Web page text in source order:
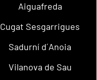
Aiguafreda
Cugat Sesgarrigues
Sadurní d´Anoia
Vilanova de Sau